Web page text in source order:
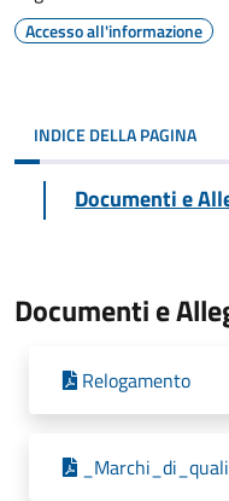
Accesso all'informazione
INDICE DELLA PAGINA
Documenti e
Documenti e
Relogamento